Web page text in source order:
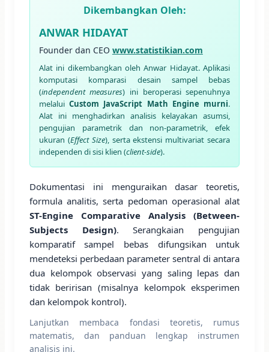
Dikembangkan Oleh:
ANWAR HIDAYAT
Founder dan CEO www.statistikian.com
Alat ini dikembangkan oleh Anwar Hidayat. Aplikasi
komputasi komparasi desain sampel bebas
(independent measures) ini beroperasi sepenuhnya
melaluiCustom JavaScript Math Engine murni.
Alat ini menghadirkan analisis kelayakan asumsi,
pengujian parametrik dan non-parametrik, efek
ukuran (Effect Size), serta ekstensi multivariat secara
independen di sisi klien (client-side).
Dokumentasi ini menguraikan dasar teoretis,
formula analitis, serta pedoman operasional alat
ST-Engine Comparative Analysis (Between-
Subjects Design). Serangkaian pengujian
komparatif sampel bebas difungsikan untuk
mendeteksi perbedaan parameter sentral di antara
dua kelompok observasi yang saling lepas dan
tidak beririsan (misalnya kelompok eksperimen
dan kelompok kontrol).
Lanjutkan membaca fondasi teoretis, rumus
matematis, dan panduan lengkap instrumen
analisis ini.